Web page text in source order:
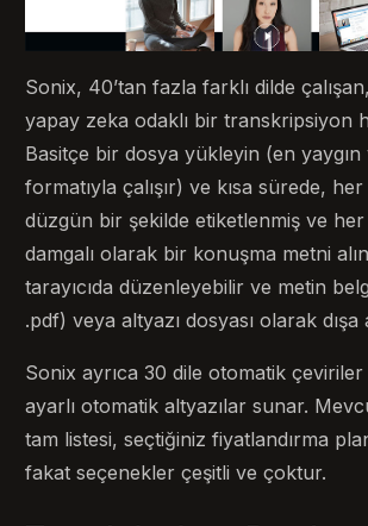
Sonix, 40’tan fazla farklı dilde
yapay zeka odaklı bir transkripsiyon
Basitçe bir dosya yükleyin (en yaygın
formatıyla çalışır) ve kısa sürede,
düzgün bir şekilde etiketlenmiş ve
damgalı olarak bir konuşma metni
tarayıcıda düzenleyebilir ve metin
.pdf) veya altyazı dosyası olarak
Sonix ayrıca 30 dile otomatik çeviriler
ayarlı otomatik altyazılar sunar.
tam listesi, seçtiğiniz fiyatlandırma
fakat seçenekler çeşitli ve çoktur.